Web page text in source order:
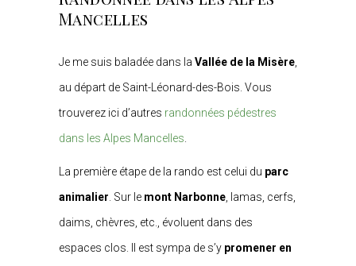
Mancelles
Je me suis baladée dans la Vallée de la Misère,
au départ de Saint-Léonard-des-Bois. Vous
trouverez ici d’autres randonnées pédestres
dans les Alpes Mancelles.
La première étape de la rando est celui du parc
animalier. Sur le mont Narbonne, lamas, cerfs,
daims, chèvres, etc., évoluent dans des
espaces clos. Il est sympa de s’y promener en